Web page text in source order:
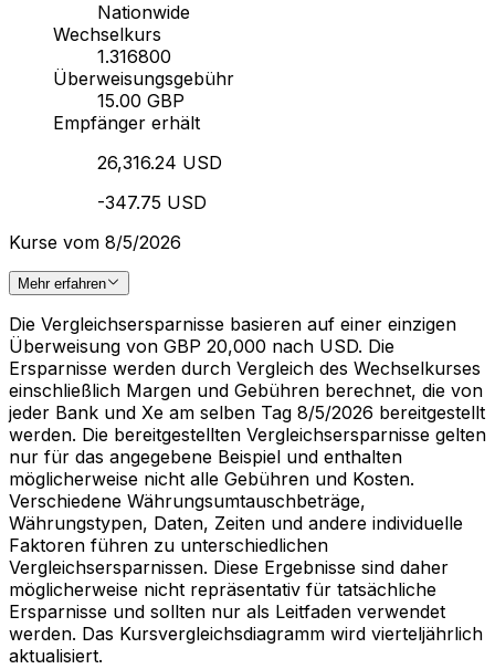
Nationwide
Wechselkurs
1.316800
Überweisungsgebühr
15.00 GBP
Empfänger erhält
26,316.24 USD
-347.75 USD
Kurse vom 8/5/2026
Mehr erfahren
Die Vergleichsersparnisse basieren auf einer einzigen
Überweisung von GBP 20,000 nach USD. Die
Ersparnisse werden durch Vergleich des Wechselkurses
einschließlich Margen und Gebühren berechnet, die von
jeder Bank und Xe am selben Tag 8/5/2026 bereitgestellt
werden. Die bereitgestellten Vergleichsersparnisse gelten
nur für das angegebene Beispiel und enthalten
möglicherweise nicht alle Gebühren und Kosten.
Verschiedene Währungsumtauschbeträge,
Währungstypen, Daten, Zeiten und andere individuelle
Faktoren führen zu unterschiedlichen
Vergleichsersparnissen. Diese Ergebnisse sind daher
möglicherweise nicht repräsentativ für tatsächliche
Ersparnisse und sollten nur als Leitfaden verwendet
werden. Das Kursvergleichsdiagramm wird vierteljährlich
aktualisiert.